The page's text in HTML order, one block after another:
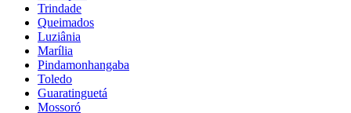
Trindade
Queimados
Luziânia
Marília
Pindamonhangaba
Toledo
Guaratinguetá
Mossoró